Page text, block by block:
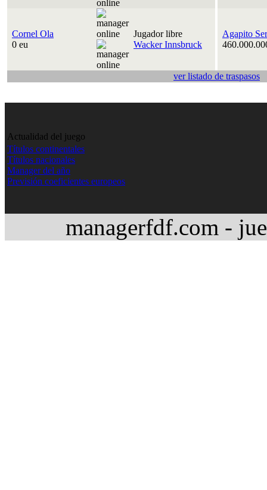
Cornel Ola
0 eu
Jugador libre
Wacker Innsbruck
Agapito
ver listado de traspasos
Actualidad del juego
Títulos continentales
Títulos nacionales
Manager del año
Previsión coeficientes europeos
managerfdf.com -